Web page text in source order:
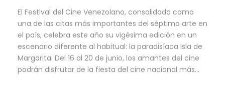
El Festival del Cine Venezolano, consolidado como
una de las citas más importantes del séptimo arte en
el país, celebra este año su vigésima edición en un
escenario diferente al habitual: la paradisíaca Isla de
Margarita. Del 16 al 20 de junio, los amantes del cine
podrán disfrutar de la fiesta del cine nacional más...